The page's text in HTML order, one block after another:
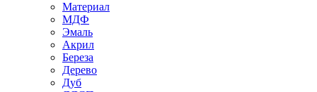
Материал
МДФ
Эмаль
Акрил
Береза
Дерево
Дуб